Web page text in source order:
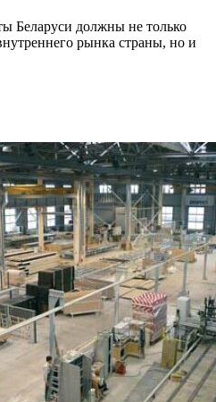
Беларуси должны не только
рынка страны, но и